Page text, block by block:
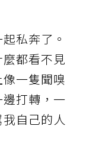
私奔了。
都看不見
一隻聞嗅
打轉，一
自己的人